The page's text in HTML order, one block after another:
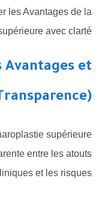
les Avantages de la
avec clarté.
Avantages et
supérieure
entre les atouts
et les risques.